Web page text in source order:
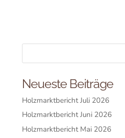
Neueste Beiträge
Holzmarktbericht Juli 2026
Holzmarktbericht Juni 2026
Holzmarktbericht Mai 2026